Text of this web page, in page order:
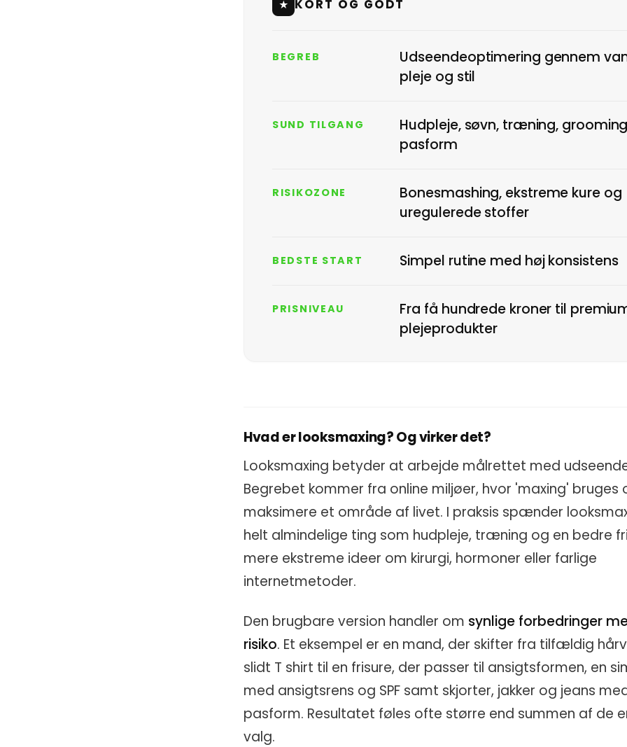
★ KORT OG GODT
BEGREB
Udseendeoptimering gennem
pleje og stil
SUND TILGANG
Hudpleje, søvn, træning,
pasform
RISIKOZONE
Bonesmashing, ekstreme kure og
uregulerede stoffer
BEDSTE START Simpel rutine med høj konsistens
PRISNIVEAU
Fra få hundrede kroner til
plejeprodukter
Hvad er looksmaxing? Og virker det?
Looksmaxing betyder at arbejde målrettet med
Begrebet kommer fra online miljøer, hvor 'maxing' bruges
maksimere et område af livet. I praksis spænder
helt almindelige ting som hudpleje, træning og en bedre
mere ekstreme ideer om kirurgi, hormoner eller farlige
internetmetoder.
Den brugbare version handler om synlige forbedringer
risiko. Et eksempel er en mand, der skifter fra tilfældig
slidt T shirt til en frisure, der passer til ansigtsformen, en
med ansigtsrens og SPF samt skjorter, jakker og jeans
pasform. Resultatet føles ofte større end summen af de
valg.